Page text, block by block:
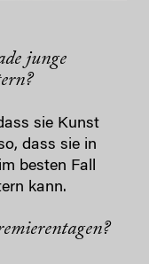
junge
sie Kunst
dass sie in
besten Fall
kann.